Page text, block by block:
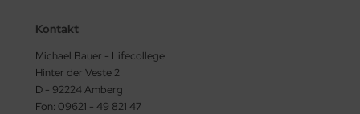
Kontakt
Michael Bauer - Lifecollege
Hinter der Veste 2
D - 92224 Amberg
Fon: 09621 - 49 821 47